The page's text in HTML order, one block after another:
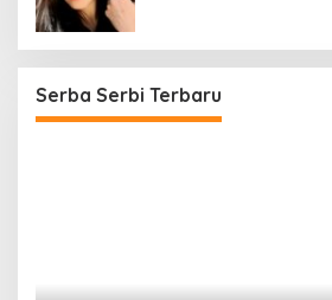
Serba Serbi Terbaru